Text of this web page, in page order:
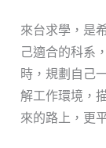
來台求學，是
己適合的科系
時，規劃自己
解工作環境，
來的路上，更